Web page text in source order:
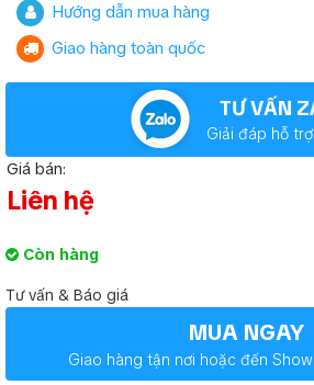
Hướng dẫn mua hàng
Giao hàng toàn quốc
TƯ VẤN
Giải đáp hỗ
Giá bán:
Liên hệ
Còn hàng
Tư vấn & Báo giá
MUA NGAY
Giao hàng tận nơi hoặc đến